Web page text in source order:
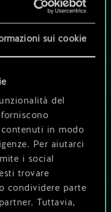
sui cookie
del
in modo
Per aiutarci
i social
trovare
condividere parte
Tuttavia,
una